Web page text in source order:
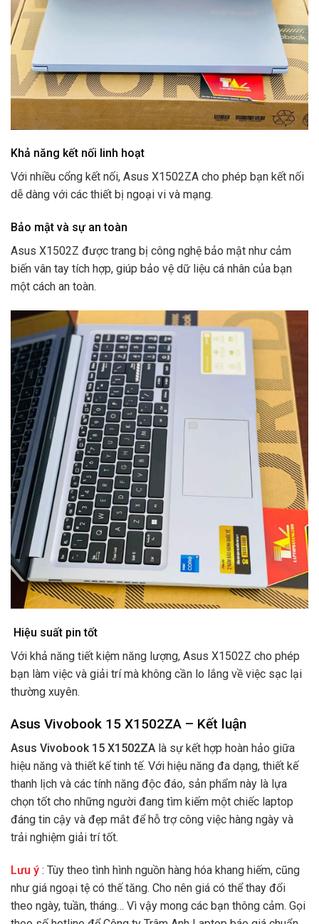
Khả năng kết nối linh hoạt
Với nhiều cổng kết nối, Asus X1502ZA cho phép bạn kết nối
dễ dàng với các thiết bị ngoại vi và mạng.
Bảo mật và sự an toàn
Asus X1502Z được trang bị công nghệ bảo mật như cảm
biến vân tay tích hợp, giúp bảo vệ dữ liệu cá nhân của bạn
một cách an toàn.
Hiệu suất pin tốt
Với khả năng tiết kiệm năng lượng, Asus X1502Z cho phép
bạn làm việc và giải trí mà không cần lo lắng về việc sạc lại
thường xuyên.
Asus Vivobook 15 X1502ZA – Kết luận
Asus Vivobook 15 X1502ZA là sự kết hợp hoàn hảo giữa
hiệu năng và thiết kế tinh tế. Với hiệu năng đa dạng, thiết kế
thanh lịch và các tính năng độc đáo, sản phẩm này là lựa
chọn tốt cho những người đang tìm kiếm một chiếc laptop
đáng tin cậy và đẹp mắt để hỗ trợ công việc hàng ngày và
trải nghiệm giải trí tốt.
Lưu ý : Tùy theo tình hình nguồn hàng hóa khang hiếm, cũng
như giá ngoại tệ có thế tăng. Cho nên giá có thể thay đổi
theo ngày, tuần, tháng… Vì vậy mong các bạn thông cảm. Gọi